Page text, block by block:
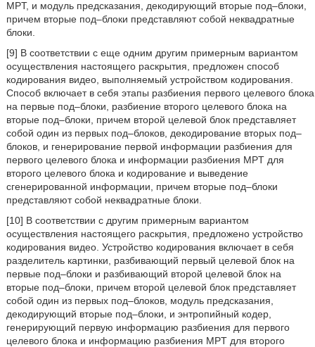
MPT, и модуль предсказания, декодирующий вторые под–блоки,
причем вторые под–блоки представляют собой неквадратные
блоки.
[9] В соответствии с еще одним другим примерным вариантом
осуществления настоящего раскрытия, предложен способ
кодирования видео, выполняемый устройством кодирования.
Способ включает в себя этапы разбиения первого целевого блока
на первые под–блоки, разбиение второго целевого блока на
вторые под–блоки, причем второй целевой блок представляет
собой один из первых под–блоков, декодирование вторых под–
блоков, и генерирование первой информации разбиения для
первого целевого блока и информации разбиения MPT для
второго целевого блока и кодирование и выведение
сгенерированной информации, причем вторые под–блоки
представляют собой неквадратные блоки.
[10] В соответствии с другим примерным вариантом
осуществления настоящего раскрытия, предложено устройство
кодирования видео. Устройство кодирования включает в себя
разделитель картинки, разбивающий первый целевой блок на
первые под–блоки и разбивающий второй целевой блок на
вторые под–блоки, причем второй целевой блок представляет
собой один из первых под–блоков, модуль предсказания,
декодирующий вторые под–блоки, и энтропийный кодер,
генерирующий первую информацию разбиения для первого
целевого блока и информацию разбиения MPT для второго